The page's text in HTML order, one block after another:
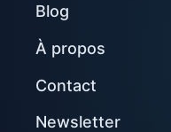
Blog
À propos
Contact
Newsletter